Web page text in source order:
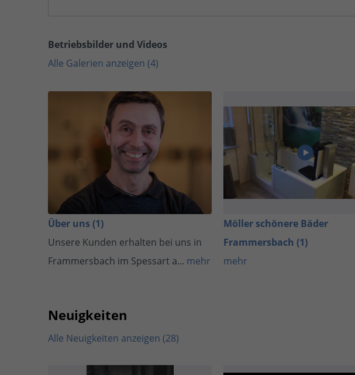
Betriebsbilder und Videos
Alle Galerien anzeigen (4)
Über uns (1)
Unsere Kunden erhalten bei uns in
Frammersbach im Spessart a... mehr
Möller schönere Bäder
Frammersbach (1)
mehr
Neuigkeiten
Alle Neuigkeiten anzeigen (28)